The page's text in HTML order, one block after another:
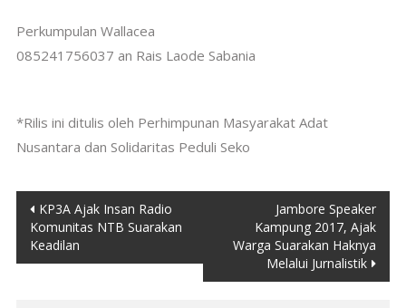
Perkumpulan Wallacea
085241756037 an Rais Laode Sabania
*Rilis ini ditulis oleh Perhimpunan Masyarakat Adat
Nusantara dan Solidaritas Peduli Seko
Post
navigation
KP3A Ajak Insan Radio
Komunitas NTB Suarakan
Keadilan
Jambore Speaker
Kampung 2017, Ajak
Warga Suarakan Haknya
Melalui Jurnalistik